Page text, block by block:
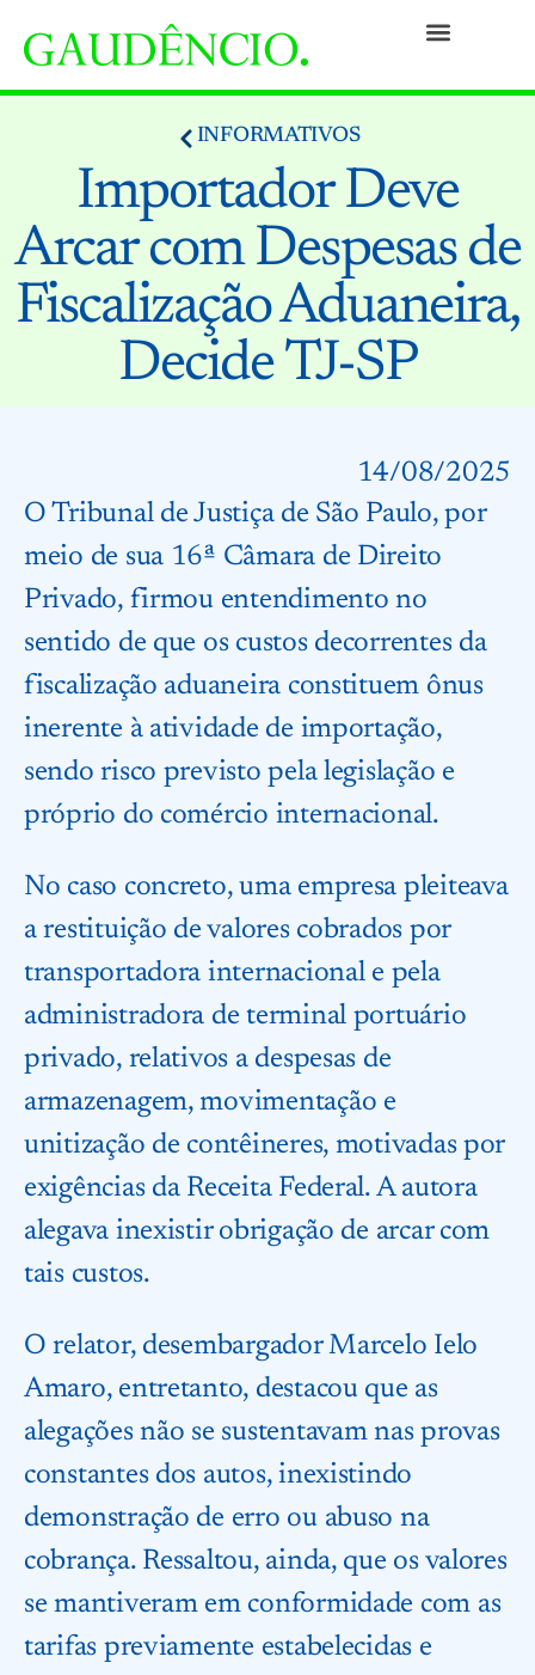
INFORMATIVOS
Importador Deve
Arcar com Despesas de
Fiscalização Aduaneira,
Decide TJ-SP
14/08/2025
O Tribunal de Justiça de São Paulo, por
meio de sua 16ª Câmara de Direito
Privado, firmou entendimento no
sentido de que os custos decorrentes da
fiscalização aduaneira constituem ônus
inerente à atividade de importação,
sendo risco previsto pela legislação e
próprio do comércio internacional.
No caso concreto, uma empresa pleiteava
a restituição de valores cobrados por
transportadora internacional e pela
administradora de terminal portuário
privado, relativos a despesas de
armazenagem, movimentação e
unitização de contêineres, motivadas por
exigências da Receita Federal. A autora
alegava inexistir obrigação de arcar com
tais custos.
O relator, desembargador Marcelo Ielo
Amaro, entretanto, destacou que as
alegações não se sustentavam nas provas
constantes dos autos, inexistindo
demonstração de erro ou abuso na
cobrança. Ressaltou, ainda, que os valores
se mantiveram em conformidade com as
tarifas previamente estabelecidas e